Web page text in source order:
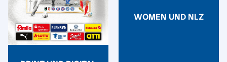
WOMEN UND NLZ